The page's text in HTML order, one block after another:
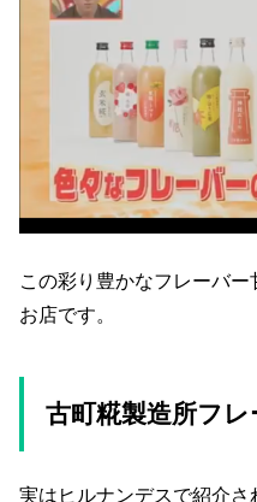
この彩り豊かなフレーバ
お店です。
古町糀製造所フ
実はヒルナンデスで紹介